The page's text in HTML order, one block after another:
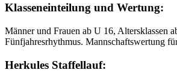
Klasseneinteilung und Wertung:
Männer und Frauen ab U 16, Altersklassen
Fünfjahresrhythmus. Mannschaftswertung
Herkules Staffellauf: